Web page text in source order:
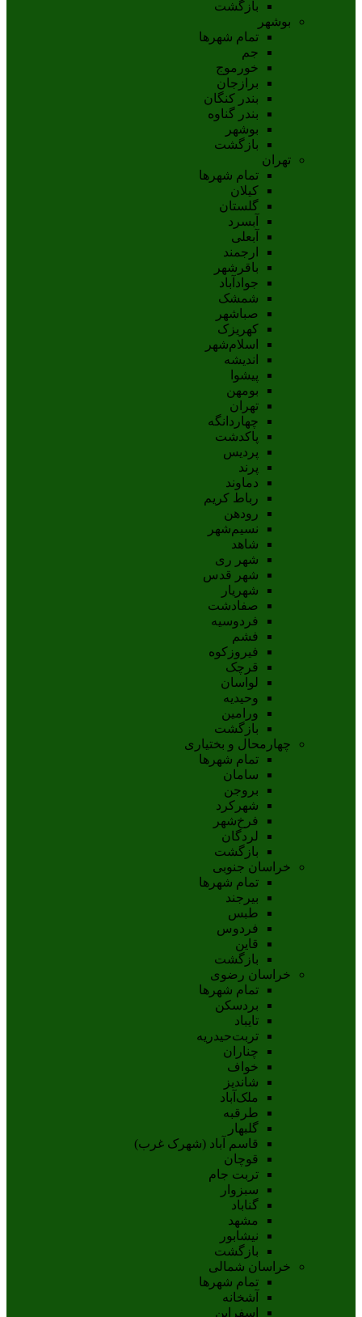
بازگشت
بوشهر
تمام شهر‌ها
جم
خورموج
برازجان
بندر کنگان
بندر گناوه
بوشهر
بازگشت
تهران
تمام شهر‌ها
کیلان
گلستان
آبسرد
آبعلی
ارجمند
باقرشهر
جوادآباد
شمشک
صباشهر
کهریزک
اسلام‌شهر
اندیشه
پيشوا
بومهن
تهران
چهاردانگه
پاکدشت
پردیس
پرند
دماوند
رباط کریم
رودهن
نسيم‌شهر
شاهد
شهر ری
شهر قدس
شهریار
صفادشت
فردوسیه
فشم
فیروزکوه
قرچک
لواسان
وحیدیه
ورامین
بازگشت
چهارمحال و بختیاری
تمام شهر‌ها
سامان
بروجن
شهرکرد
فرخ‌شهر
لردگان
بازگشت
خراسان جنوبی
تمام شهر‌ها
بيرجند
طبس
فردوس
قاين
بازگشت
خراسان رضوی
تمام شهر‌ها
بردسکن
تایباد
تربت‌حیدریه
چناران
خواف
شاندیز
ملک‌آباد
طرقبه
گلبهار
قاسم آباد (شهرک غرب)
قوچان
تربت جام
سبزوار
گناباد
مشهد
نيشابور
بازگشت
خراسان شمالی
تمام شهر‌ها
آشخانه
اسفراين